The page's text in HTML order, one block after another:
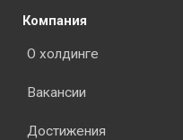
Компания
О холдинге
Вакансии
Достижения